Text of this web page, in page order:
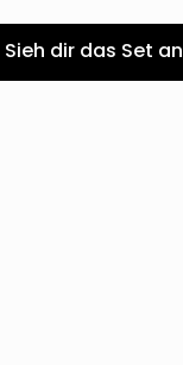
Sieh dir das Set an